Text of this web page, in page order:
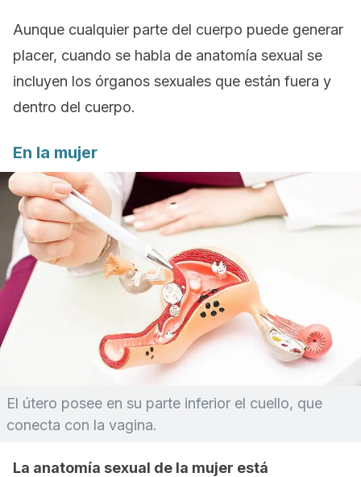
Aunque cualquier parte del cuerpo puede generar
placer, cuando se habla de anatomía sexual se
incluyen los órganos sexuales que están fuera y
dentro del cuerpo.
En la mujer
El útero posee en su parte inferior el cuello, que
conecta con la vagina.
La anatomía sexual de la mujer está